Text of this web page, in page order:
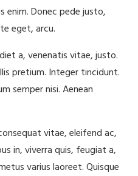
enim. Donec pede justo,
eget, arcu.
a, venenatis vitae, justo.
pretium. Integer tincidunt.
semper nisi. Aenean
vitae, eleifend ac,
in, viverra quis, feugiat a,
varius laoreet. Quisque